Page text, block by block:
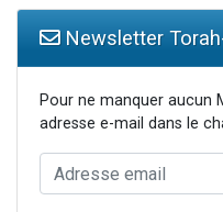
Newsletter
Pour ne manquer aucun
adresse e-mail dans le